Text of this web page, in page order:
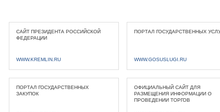
САЙТ ПРЕЗИДЕНТА РОССИЙСКОЙ
ФЕДЕРАЦИИ
WWW.KREMLIN.RU
ПОРТАЛ ГОСУДАРСТВЕННЫХ
WWW.GOSUSLUGI.RU
ПОРТАЛ ГОСУДАРСТВЕННЫХ
ЗАКУПОК
ОФИЦИАЛЬНЫЙ САЙТ ДЛЯ
РАЗМЕЩЕНИЯ ИНФОРМАЦИИ О
ПРОВЕДЕНИИ ТОРГОВ